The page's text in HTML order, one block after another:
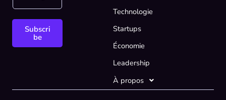
a
m
a
Subscri
be
Technologie
Startups
Économie
Leadership
À propos